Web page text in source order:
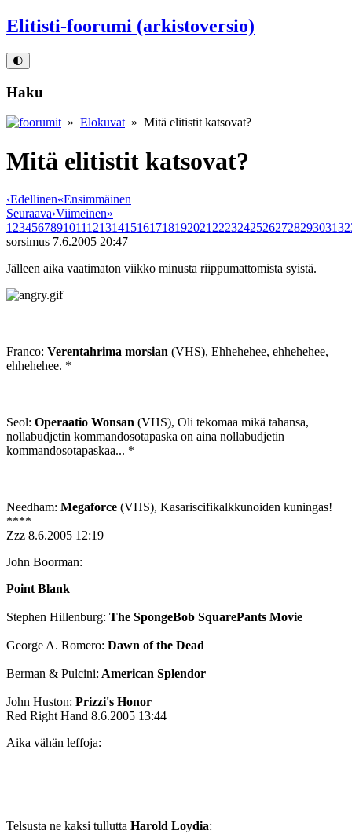
Elitisti-foorumi (arkistoversio)
🌓
Haku
» Elokuvat » Mitä elitistit katsovat?
Mitä elitistit katsovat?
‹Edellinen«Ensimmäinen
Seuraava›Viimeinen»
1 23456789101112131415161718192021 2223242526272829303132
sorsimus 7.6.2005 20:47
Jälleen aika vaatimaton viikko minusta riippumattomista syistä.
Franco: Verentahrima morsian (VHS), Ehhehehee, ehhehehee,
ehhehehee. *
Seol: Operaatio Wonsan (VHS), Oli tekomaa mikä tahansa,
nollabudjetin kommandosotapaska on aina nollabudjetin
kommandosotapaskaa... *
Needham: Megaforce (VHS), Kasariscifikalkkunoiden kuningas!
****
Zzz 8.6.2005 12:19
John Boorman:
Point Blank
Stephen Hillenburg: The SpongeBob SquarePants Movie
George A. Romero: Dawn of the Dead
Berman & Pulcini: American Splendor
John Huston: Prizzi's Honor
Red Right Hand 8.6.2005 13:44
Aika vähän leffoja:
Telsusta ne kaksi tullutta Harold Loydia: